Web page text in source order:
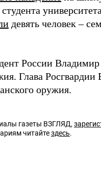
девять человек –
России
Глава Росгвардии
оружия.
газеты ВЗГЛЯД,
читайтездесь.